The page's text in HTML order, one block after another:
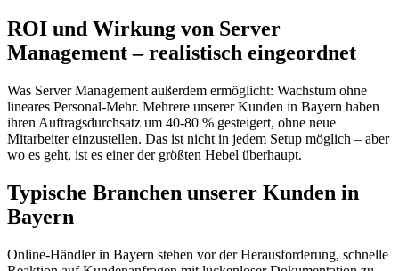
ROI und Wirkung von Server
Management – realistisch eingeordnet
Was Server Management außerdem ermöglicht: Wachstum ohne
lineares Personal-Mehr. Mehrere unserer Kunden in Bayern haben
ihren Auftragsdurchsatz um 40-80 % gesteigert, ohne neue
Mitarbeiter einzustellen. Das ist nicht in jedem Setup möglich – aber
wo es geht, ist es einer der größten Hebel überhaupt.
Typische Branchen unserer Kunden in
Bayern
Online-Händler in Bayern stehen vor der Herausforderung, schnelle